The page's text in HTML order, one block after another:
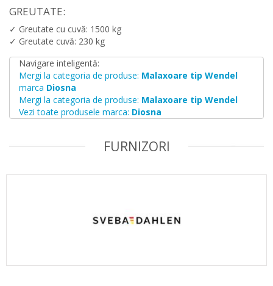
GREUTATE:
✓ Greutate cu cuvă: 1500 kg
✓ Greutate cuvă: 230 kg
Navigare inteligentă:
Mergi la categoria de produse: Malaxoare tip Wendel
marca Diosna
Mergi la categoria de produse: Malaxoare tip Wendel
Vezi toate produsele marca: Diosna
FURNIZORI